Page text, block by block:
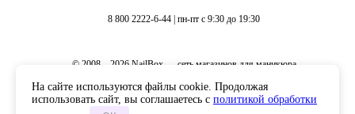
8 800 2222-6-44 | пн-пт с 9:30 до 19:30
© 2008 – 2026 NailBox — сеть магазинов для маникюра
На сайте используются файлы cookie. Продолжая
использовать сайт, вы соглашаетесь с политикой обработки